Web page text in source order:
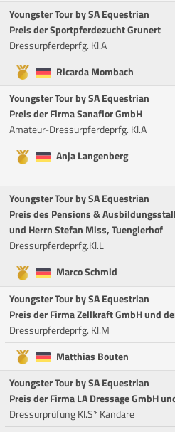
Youngster Tour by SA Equestrian
Preis der Sportpferdezucht Grunert
Dressurpferdeprfg. Kl.A
Ricarda Mombach
Youngster Tour by SA Equestrian
Preis der Firma Sanaflor GmbH
Amateur-Dressurpferdeprfg. Kl.A
Anja Langenberg
Youngster Tour by SA Equestrian
Preis des Pensions &
und Herrn Stefan Miss, Tuenglerhof
Dressurpferdeprfg.Kl.L
Marco Schmid
Youngster Tour by SA Equestrian
Preis der Firma Zellkraft GmbH und
Dressurpferdeprfg. Kl.M
Matthias Bouten
Youngster Tour by SA Equestrian
Preis der Firma LA Dressage GmbH
Dressurprüfung Kl.S* Kandare